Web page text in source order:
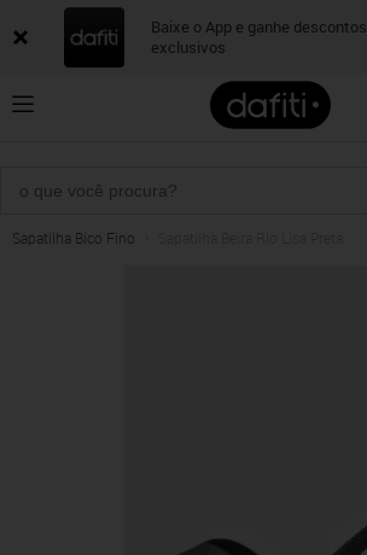
Baixe o App e ganhe descontos
exclusivos
Sapatilha Bico Fino